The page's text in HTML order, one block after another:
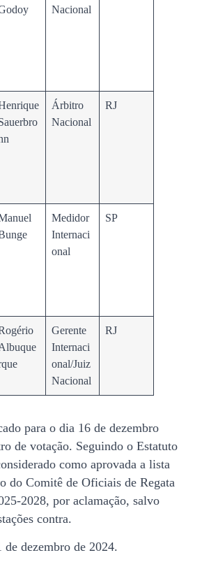
Nacional
Árbitro
Nacional
RJ
Medidor
Internaci
onal
SP
Gerente
Internaci
onal/Juiz
Nacional
RJ
para o dia 16 de dezembro
de votação. Seguindo o Estatuto
como aprovada a lista
do Comitê de Oficiais de Regata
2028, por aclamação, salvo
contra.
de dezembro de 2024.